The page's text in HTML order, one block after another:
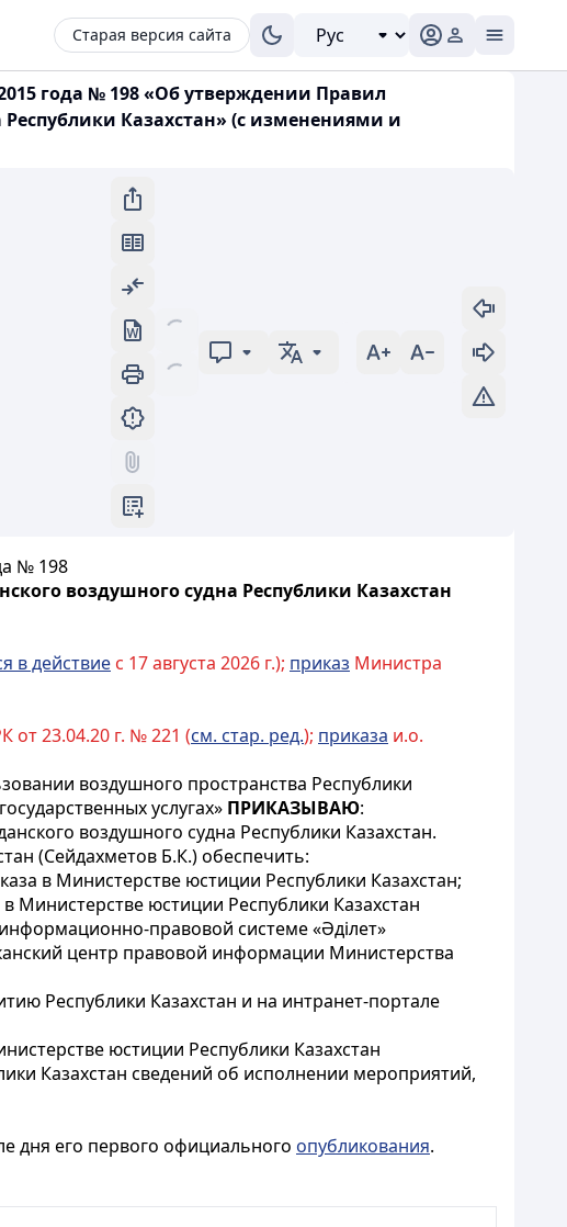
Старая версия сайта
года № 198 «Об утверждении Правил
Казахстан» (с изменениями и
№ 198
воздушного судна Республики Казахстан
в действие с 17 августа 2026 г.); приказ Министра
от 23.04.20 г. № 221 (см. стар. ред.); приказа и.о.
воздушного пространства Республики
услугах» ПРИКАЗЫВАЮ:
воздушного судна Республики Казахстан.
(Сейдахметов Б.К.) обеспечить:
в Министерстве юстиции Республики Казахстан;
Министерстве юстиции Республики Казахстан
правовой системе «Әділет»
центр правовой информации Министерства
Республики Казахстан и на интранет-портале
юстиции Республики Казахстан
Казахстан сведений об исполнении мероприятий,
дня его первого официального опубликования.